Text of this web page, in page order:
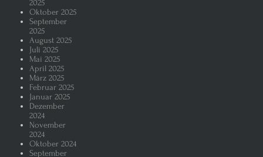
2025
Oktober 2025
September
2025
August 2025
Juli 2025
Mai 2025
April 2025
März 2025
Februar 2025
Januar 2025
Dezember
2024
November
2024
Oktober 2024
September